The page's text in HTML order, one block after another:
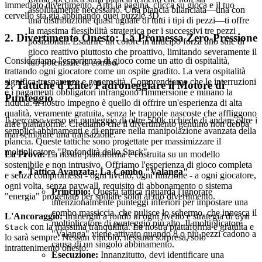
assolutamente necessario. Una plancia bilanciata—una con
una distribuzione quasi uguale di tutti i tipi di pezzi—ti offre
la massima flessibilità strategica per i successivi tre pezzi
posizionati. Esaurire un colore in anticipo forza uno stile di
gioco reattivo piuttosto che proattivo, limitando severamente il
tuo potenziale di combo.
2. Tattiche d'Elite: Padroneggiare il Motore di
Punteggio
Il percorso verso un punteggio di oltre 500k richiede di andare oltre i
semplici abbinamenti e di entrare nella manipolazione avanzata della
plancia. Queste tattiche sono progettate per massimizzare il
moltiplicatore "Profondità dello Stack".
Tattica Avanzata: La Combo "Valanga"
Principio:Questa tattica riguarda l'ignorare
intenzionalmente punteggi inferiori per impostare una
combo massiccia, che pulisce lo schermo, che innesca il
moltiplicatore di punteggio più alto. Il moltiplicatore
"Valanga" viene attivato quando 8 o più pezzi cadono a
causa di un singolo abbinamento.
Esecuzione: Innanzitutto, devi identificare una
immediato divertimento. Apri la pagina, clicca su gioca e il tuo
cervello sta già abbinando quei puzzle 3D.
2. Divertimento Onesto: La Promessa Zero-Pressione
Consideriamo l'esperienza di gioco come un atto di ospitalità,
trattando ogni giocatore come un ospite gradito. La vera ospitalità
significa trasparenza e generosità. Comprendiamo che le interruzioni
e i pagamenti obbligatori infrangono l'immersione e minano la
fiducia. Il nostro impegno è quello di offrire un'esperienza di alta
qualità, veramente gratuita, senza le trappole nascoste che affliggono
altre piattaforme. Crediamo che il divertimento genuino non debba
mai sembrare una transazione.
La Prova:La nostra piattaforma è costruita su un modello
sostenibile e non intrusivo. Offriamo l'esperienza di gioco completa
e senza compromessi - ogni livello, ogni funzione - a ogni giocatore,
ogni volta, senza paywall, requisito di abbonamento o sistema
"energia" progettato per spillare soldi al tuo divertimento.
L'Ancoraggio:Immergiti a fondo in ogni livello e strategia diGym
Stack con la massima tranquillità. La nostra piattaforma è gratuita e
lo sarà sempre. Nessun vincolo, nessuna sorpresa, solo
intrattenimento onesto.